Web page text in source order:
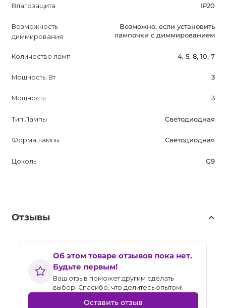
Влагозащита IP20
Возможность
диммирования
Возможно, если установить
лампочки с диммированием
Количество ламп 4, 5, 8, 10, 7
Мощность, Вт 3
Мощность: 3
Тип Лампы Светодиодная
Форма лампы Светодиодная
Цоколь G9
Отзывы
Об этом товаре отзывов пока нет.
Будьте первым!
Ваш отзыв поможет другим сделать
выбор. Спасибо, что делитесь опытом!
Оставить отзыв